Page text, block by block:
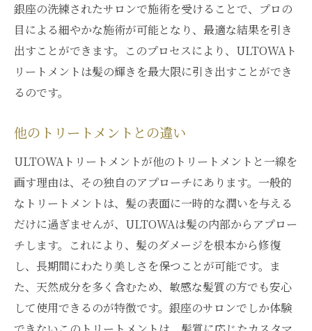
銀座の洗練されたサロンで施術を受けることで、プロの
目による細やかな施術が可能となり、最適な結果を引き
出すことができます。このプロセスにより、ULTOWAト
リートメントは髪の輝きを最大限に引き出すことができ
るのです。
他のトリートメントとの違い
ULTOWAトリートメントが他のトリートメントと一線を
画す理由は、その独自のアプローチにあります。一般的
なトリートメントは、髪の表面に一時的な潤いを与える
だけに過ぎませんが、ULTOWAは髪の内部からアプロー
チします。これにより、髪のダメージを根本から修復
し、長期間にわたり美しさを保つことが可能です。ま
た、天然成分を多く含むため、敏感な髪質の方でも安心
して使用できるのが特徴です。銀座のサロンでしか体験